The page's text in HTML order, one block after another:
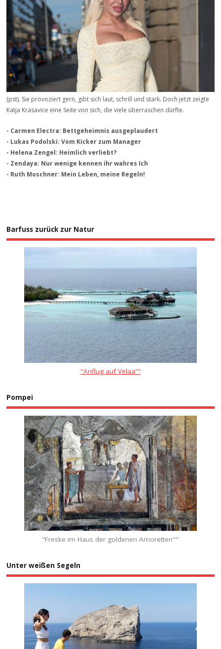
(pst). Sie provoziert gern, gibt sich laut, schrill und stark. Doch jetzt zeigte
Katja Krasavice eine Seite von sich, die viele überraschen dürfte.
- Carmen Electra: Bettgeheimnis ausgeplaudert
- Lukas Podolski: Vom Kicker zum Manager
- Helena Zengel: Heimlich verliebt?
- Zendaya: Nur wenige kennen ihr wahres Ich
- Ruth Moschner: Mein Leben, meine Regeln!
Barfuss zurück zur Natur
"Anflug auf Velaa“"
Pompei
"Freske im Haus der goldenen Amoretten""
Unter weißen Segeln